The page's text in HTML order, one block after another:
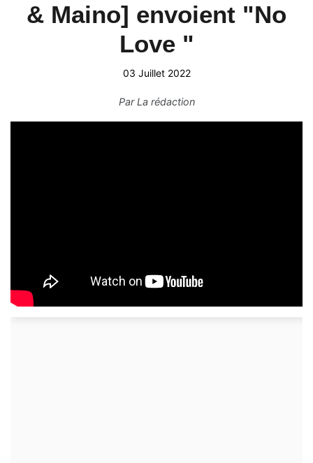
& Maino] envoient "No
Love "
03 Juillet 2022
ParLa rédaction